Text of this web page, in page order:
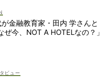
金融教育家・田内 学さんと
ぜ今、NOT A HOTELなの？」
ビュー